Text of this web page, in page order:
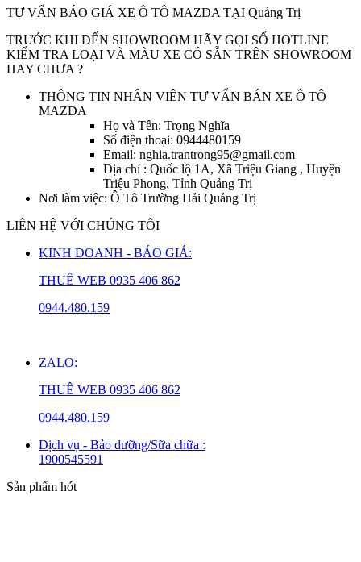
TƯ VẤN BÁO GIÁ XE Ô TÔ MAZDA TẠI Quảng Trị
TRƯỚC KHI ĐẾN SHOWROOM HÃY GỌI SỐ HOTLINE
KIỂM TRA LOẠI VÀ MÀU XE CÓ SẴN TRÊN SHOWROOM
HAY CHƯA ?
THÔNG TIN NHÂN VIÊN TƯ VẤN BÁN XE Ô TÔ
MAZDA
Họ và Tên: Trọng Nghĩa
Số điện thoại: 0944480159
Email: nghia.trantrong95@gmail.com
Địa chỉ : Quốc lộ 1A, Xã Triệu Giang , Huyện
Triệu Phong, Tỉnh Quảng Trị
Nơi làm việc: Ô Tô Trường Hải Quảng Trị
LIÊN HỆ VỚI CHÚNG TÔI
KINH DOANH - BÁO GIÁ:
THUÊ WEB 0935 406 862
0944.480.159
ZALO:
THUÊ WEB 0935 406 862
0944.480.159
Dịch vụ - Bảo dưỡng/Sữa chữa :
1900545591
Sản phẩm hót